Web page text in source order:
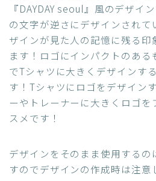
『DAYDAY seoul』風のデザイ
の文字が逆さにデザインされて
ザインが見た人の記憶に残る印
ます！ロゴにインパクトのある
でTシャツに大きくデザインす
す！Tシャツにロゴをデザイン
ーやトレーナーに大きくロゴを
スメです！
デザインをそのまま使用するの
すのでデザインの作成時は注意